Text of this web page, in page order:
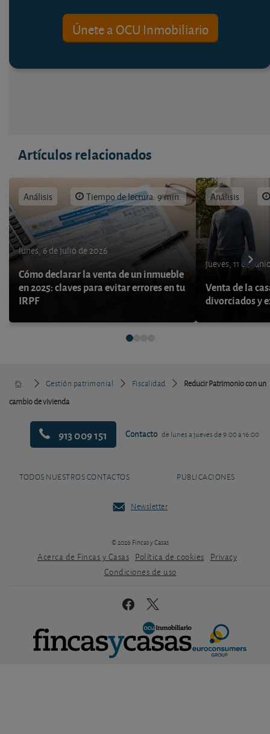
Únete a OCU Inmobiliario
Artículos relacionados
Análisis Tiempo de lectura: 9 min.
lunes, 6 de julio de 2026
Cómo declarar la venta de un inmueble
en 2025: claves para evitar errores en tu
IRPF
Análisis
jueves, 11 de
Venta de la
divorciados y
Gestión patrimonial Fiscalidad
Reducir Patrimonio con un
cambio de vivienda
913 009 151 Contacto de lunes a jueves de 9:00 a 16:00
TODOS NUESTROS CONTACTOS PUBLICACIONES
Newsletter
© 2026 Fincas y Casas
Acerca de Fincas y Casas Política de cookies
Privacy
Condiciones de uso